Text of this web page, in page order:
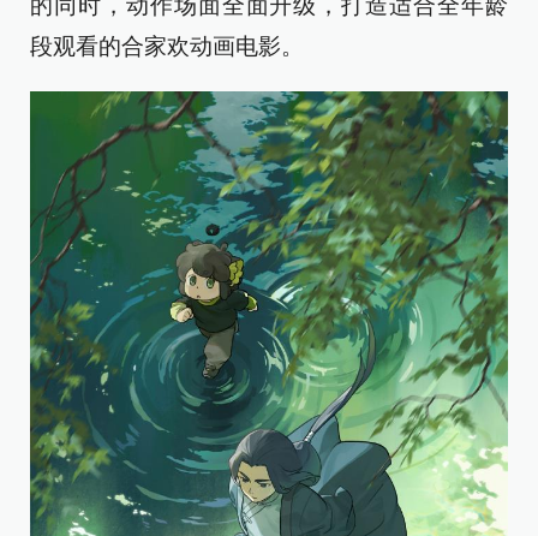
的同时，动作场面全面升级，打造适合全年龄
段观看的合家欢动画电影。